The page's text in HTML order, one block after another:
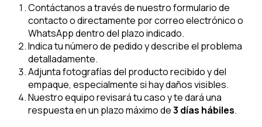
Contáctanos a través de nuestro formulario de
contacto o directamente por correo electrónico o
WhatsApp dentro del plazo indicado.
Indica tu número de pedido y describe el problema
detalladamente.
Adjunta fotografías del producto recibido y del
empaque, especialmente si hay daños visibles.
Nuestro equipo revisará tu caso y te dará una
respuesta en un plazo máximo de3 días hábiles.